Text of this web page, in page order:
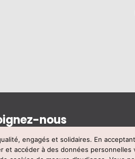
nous
engagés et solidaires. En
accéder à des données